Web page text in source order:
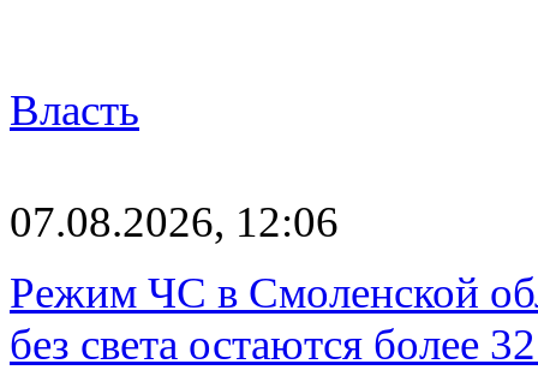
Власть
07.08.2026, 12:06
Режим ЧС в Смоленской
без света остаются более